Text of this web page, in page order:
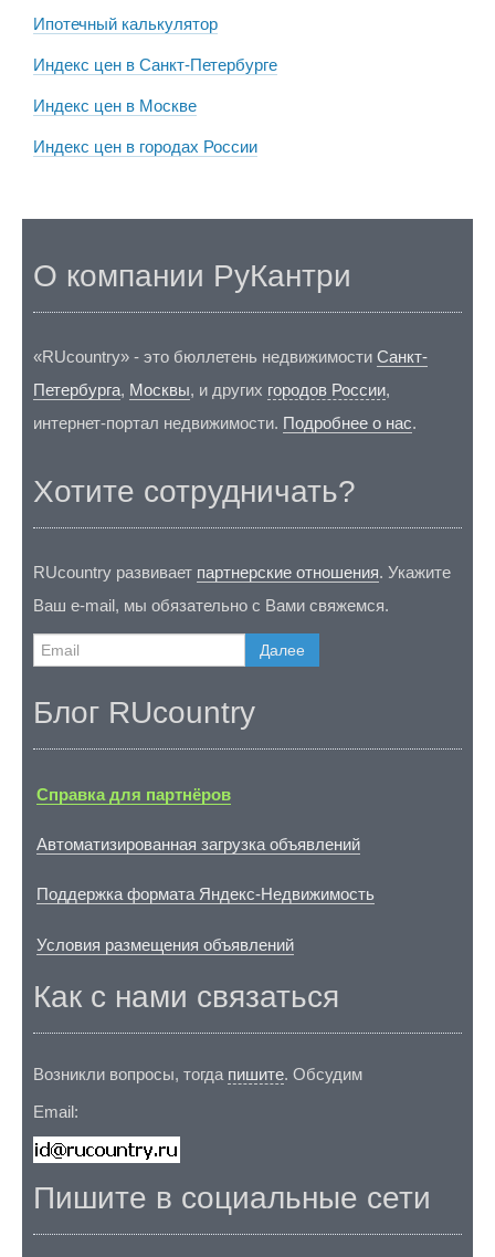
Ипотечный калькулятор
Индекс цен в Санкт-Петербурге
Индекс цен в Москве
Индекс цен в городах России
О компании РуКантри
«RUcountry» - это бюллетень недвижимости Санкт-
Петербурга, Москвы, и других городов России,
интернет-портал недвижимости. Подробнее о нас.
Хотите сотрудничать?
RUcountry развивает партнерские отношения. Укажите
Ваш e-mail, мы обязательно с Вами свяжемся.
Далее
Блог RUcountry
Справка для партнёров
Автоматизированная загрузка объявлений
Поддержка формата Яндекс-Недвижимость
Условия размещения объявлений
Как с нами связаться
Возникли вопросы, тогда пишите. Обсудим
Email:
Пишите в социальные сети